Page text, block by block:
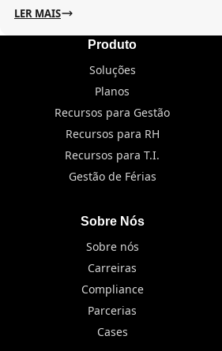
LER MAIS
Produto
Soluções
Planos
Recursos para Gestão
Recursos para RH
Recursos para T.I.
Gestão de Férias
Sobre Nós
Sobre nós
Carreiras
Compliance
Parcerias
Cases